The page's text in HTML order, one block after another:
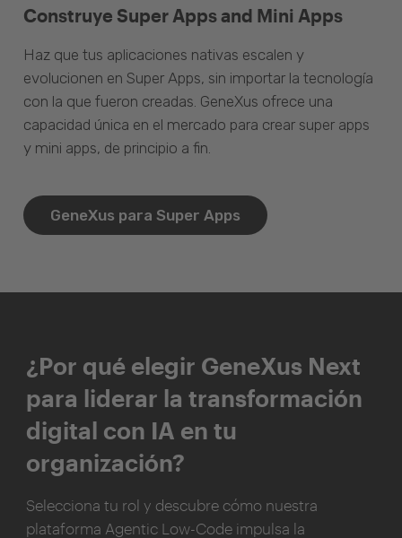
Construye Super Apps and Mini Apps
Haz que tus aplicaciones nativas escalen y
evolucionen en Super Apps, sin importar la tecnología
con la que fueron creadas. GeneXus ofrece una
capacidad única en el mercado para crear super apps
y mini apps, de principio a fin.
GeneXus para Super Apps
¿Por qué elegir GeneXus Next
para liderar la transformación
digital con IA en tu
organización?
Selecciona tu rol y descubre cómo nuestra
plataforma Agentic Low-Code impulsa la